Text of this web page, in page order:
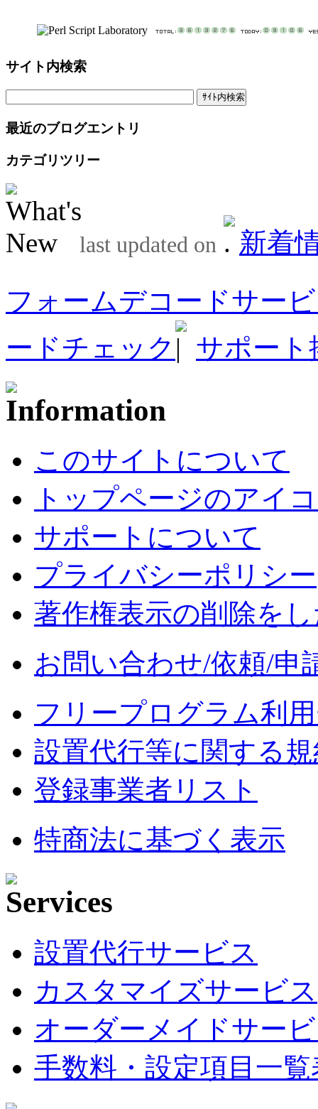
サイト内検索
最近のブログエントリ
カテゴリツリー
last updated on
新着
フォームデコードサー
ードチェック
サポート
このサイトについて
トップページのアイ
サポートについて
プライバシーポリシー
著作権表示の削除を
お問い合わせ/依頼/申
フリープログラム利
設置代行等に関する
登録事業者リスト
特商法に基づく表示
設置代行サービス
カスタマイズサービス
オーダーメイドサー
手数料・設定項目一覧